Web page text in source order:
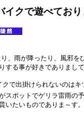
イクで遊べてお
、雨が降ったり、風邪
する事が好きでありまし
で出掛けられないのは
スポットでゲリラ雷雨の
いたいものでありま～す。